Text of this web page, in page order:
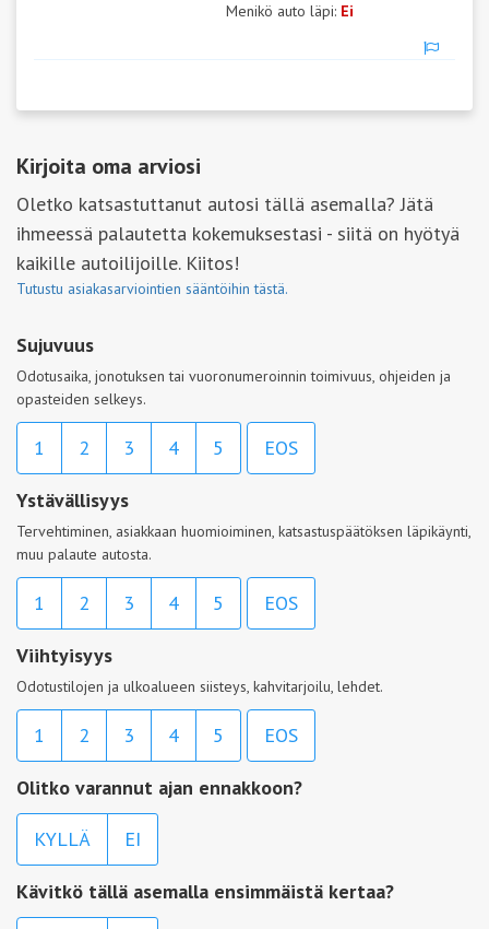
Menikö auto läpi: Ei
Kirjoita oma arviosi
Oletko katsastuttanut autosi tällä asemalla? Jätä
ihmeessä palautetta kokemuksestasi - siitä on hyötyä
kaikille autoilijoille. Kiitos!
Tutustu asiakasarviointien sääntöihin tästä.
Sujuvuus
Odotusaika, jonotuksen tai vuoronumeroinnin toimivuus, ohjeiden ja
opasteiden selkeys.
1 2 3 4 5 EOS
Ystävällisyys
Tervehtiminen, asiakkaan huomioiminen, katsastuspäätöksen läpikäynti,
muu palaute autosta.
1 2 3 4 5 EOS
Viihtyisyys
Odotustilojen ja ulkoalueen siisteys, kahvitarjoilu, lehdet.
1 2 3 4 5 EOS
Olitko varannut ajan ennakkoon?
KYLLÄ EI
Kävitkö tällä asemalla ensimmäistä kertaa?